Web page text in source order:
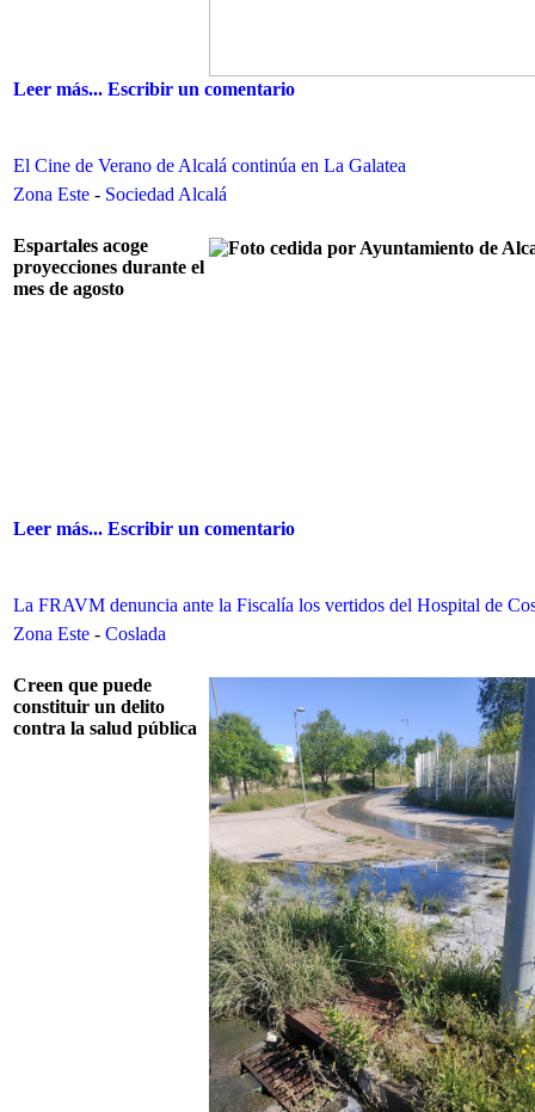
Leer más... Escribir un comentario
El Cine de Verano de Alcalá continúa en La Galatea
Zona Este - Sociedad Alcalá
Espartales acoge
proyecciones durante el
mes de agosto
Leer más... Escribir un comentario
La FRAVM denuncia ante la Fiscalía los vertidos del Hospital de
Zona Este - Coslada
Creen que puede
constituir un delito
contra la salud pública